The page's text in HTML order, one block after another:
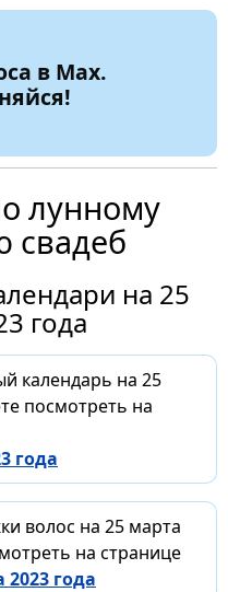
в Max.
лунному
свадеб
на 25
года
календарь на 25
посмотреть на
года
волос на 25 марта
на странице
года